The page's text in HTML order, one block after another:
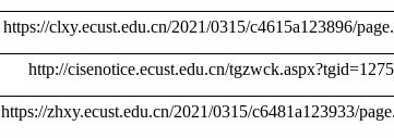
https://clxy.ecust.edu.cn/2021/0315/c4615a123896/
http://cisenotice.ecust.edu.cn/tgzwck.aspx?tgid=1275
https://zhxy.ecust.edu.cn/2021/0315/c6481a123933/